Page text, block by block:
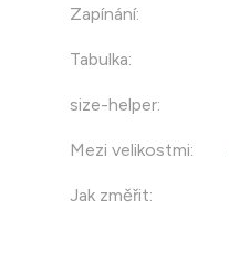
Zapínání:
Tabulka:
size-helper:
Mezi velikostmi:
Jak změřit: